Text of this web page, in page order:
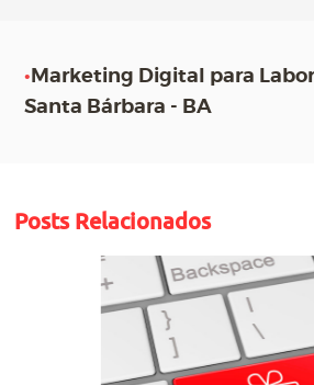
• Marketing Digital para
Santa Bárbara - BA
Posts Relacionados